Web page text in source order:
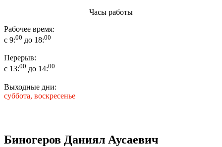
Часы работы
Рабочее время:
с 9:00 до 18:00
Перерыв:
с 13:00 до 14:00
Выходные дни:
суббота, воскресенье
Биногеров Даниял Аусаевич